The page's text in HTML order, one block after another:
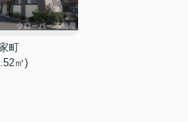
町
㎡)